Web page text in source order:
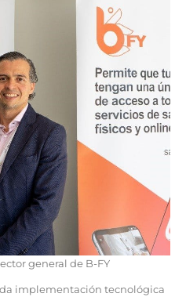
general de B-FY
implementación tecnológica